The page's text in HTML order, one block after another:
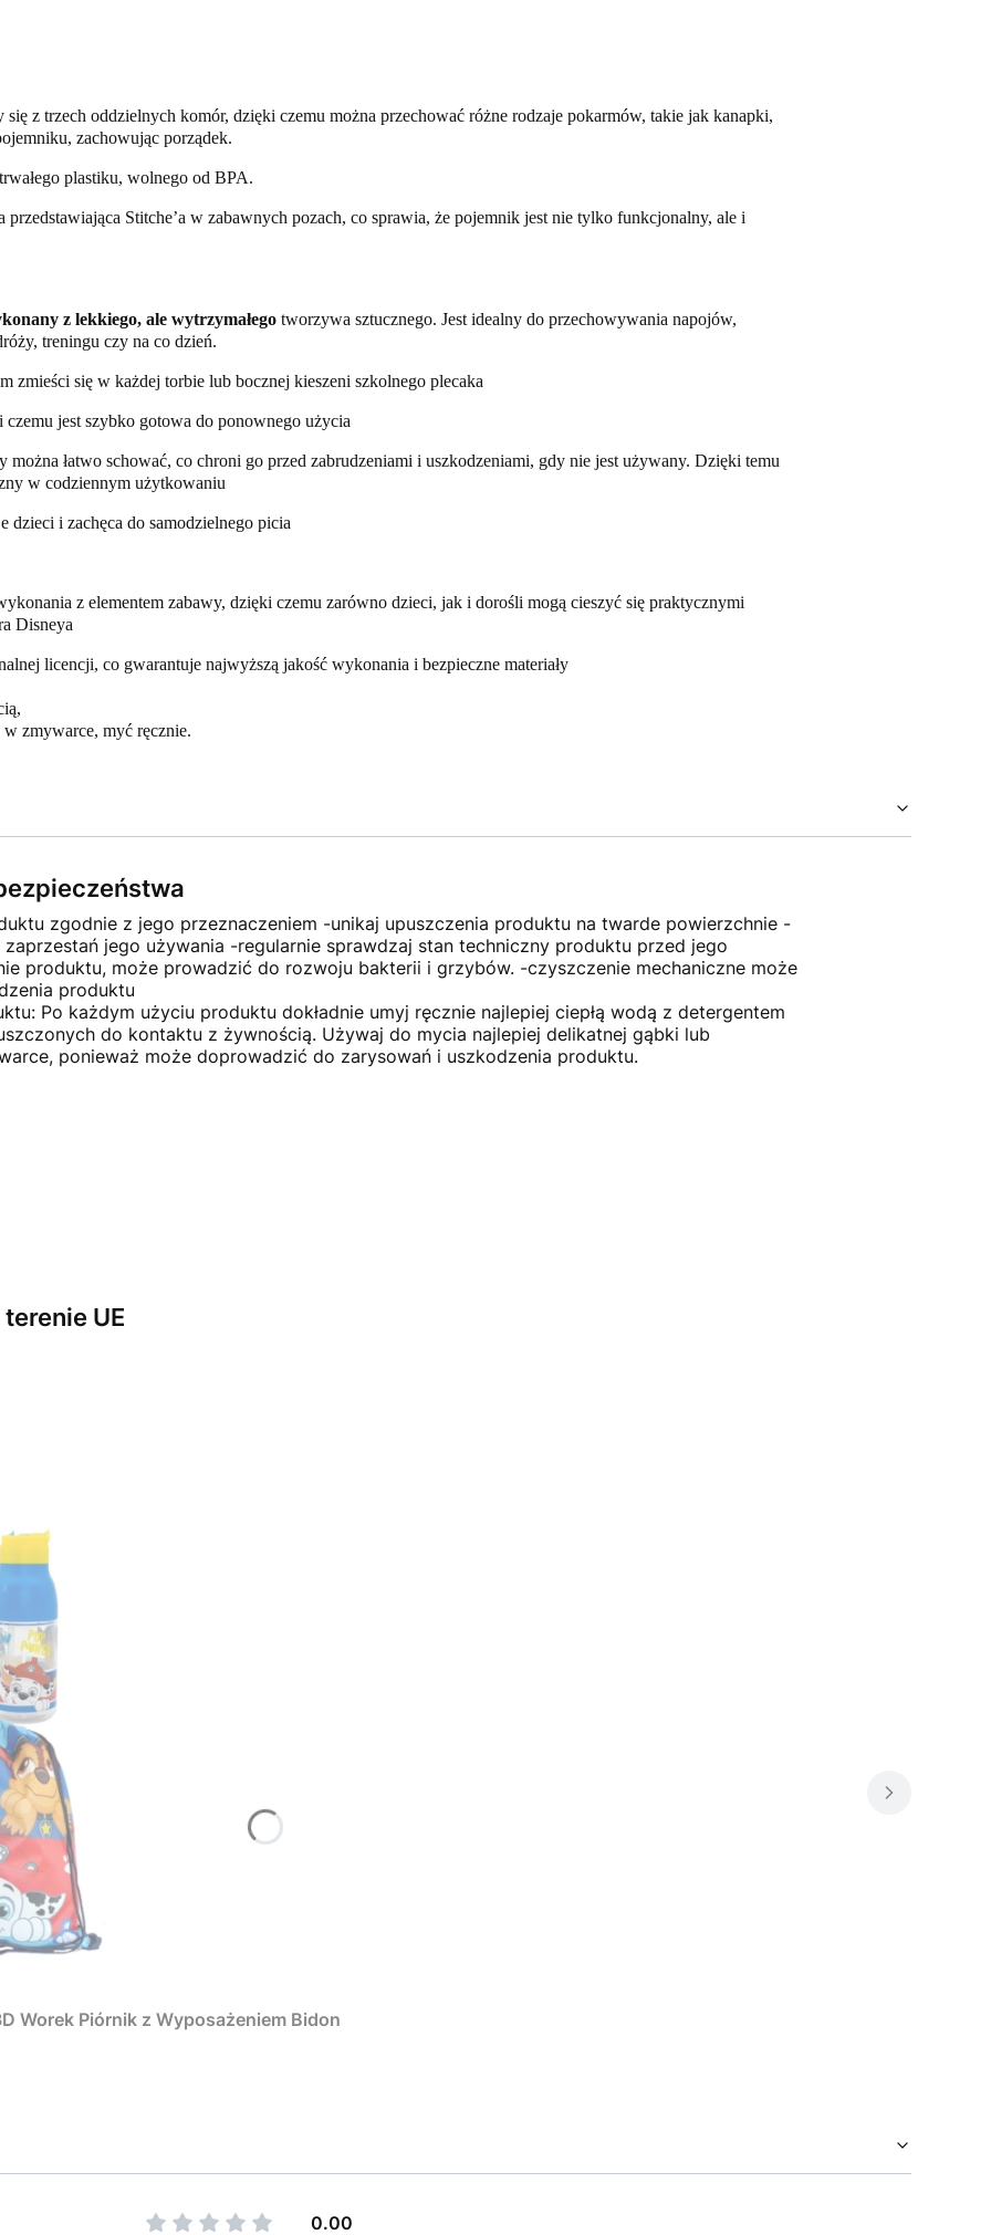
się z trzech oddzielnych komór, dzięki czemu można przechować różne rodzaje pokarmów, takie jak kanapki,
zachowując porządek.
plastiku, wolnego od BPA.
Stitche’a w zabawnych pozach, co sprawia, że pojemnik jest nie tylko funkcjonalny, ale i
z lekkiego, ale wytrzymałego tworzywa sztucznego. Jest idealny do przechowywania napojów,
treningu czy na co dzień.
zmieści się w każdej torbie lub bocznej kieszeni szkolnego plecaka
jest szybko gotowa do ponownego użycia
łatwo schować, co chroni go przed zabrudzeniami i uszkodzeniami, gdy nie jest używany. Dzięki temu
w codziennym użytkowaniu
i zachęca do samodzielnego picia
z elementem zabawy, dzięki czemu zarówno dzieci, jak i dorośli mogą cieszyć się praktycznymi
Disneya
licencji, co gwarantuje najwyższą jakość wykonania i bezpieczne materiały
zmywarce, myć ręcznie.
zgodnie z jego przeznaczeniem -unikaj upuszczenia produktu na twarde powierzchnie -
jego używania -regularnie sprawdzaj stan techniczny produktu przed jego
produktu, może prowadzić do rozwoju bakterii i grzybów. -czyszczenie mechaniczne może
produktu
Po każdym użyciu produktu dokładnie umyj ręcznie najlepiej ciepłą wodą z detergentem
do kontaktu z żywnością. Używaj do mycia najlepiej delikatnej gąbki lub
ponieważ może doprowadzić do zarysowań i uszkodzenia produktu.
UE
Worek Piórnik z Wyposażeniem Bidon
0.00